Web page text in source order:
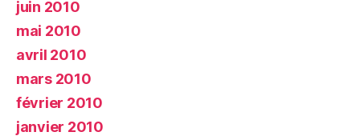
juin 2010
mai 2010
avril 2010
mars 2010
février 2010
janvier 2010